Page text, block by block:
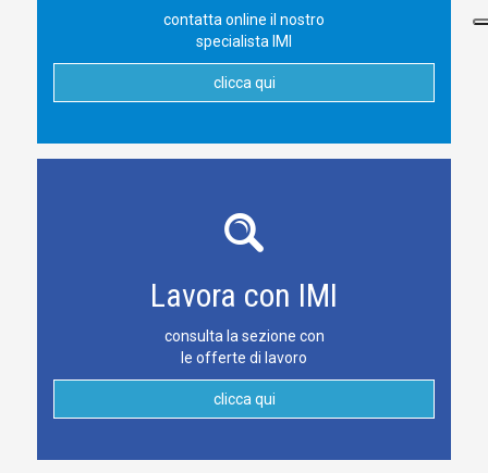
contatta online il nostro
specialista IMI
clicca qui
Lavora con IMI
consulta la sezione con
le offerte di lavoro
clicca qui